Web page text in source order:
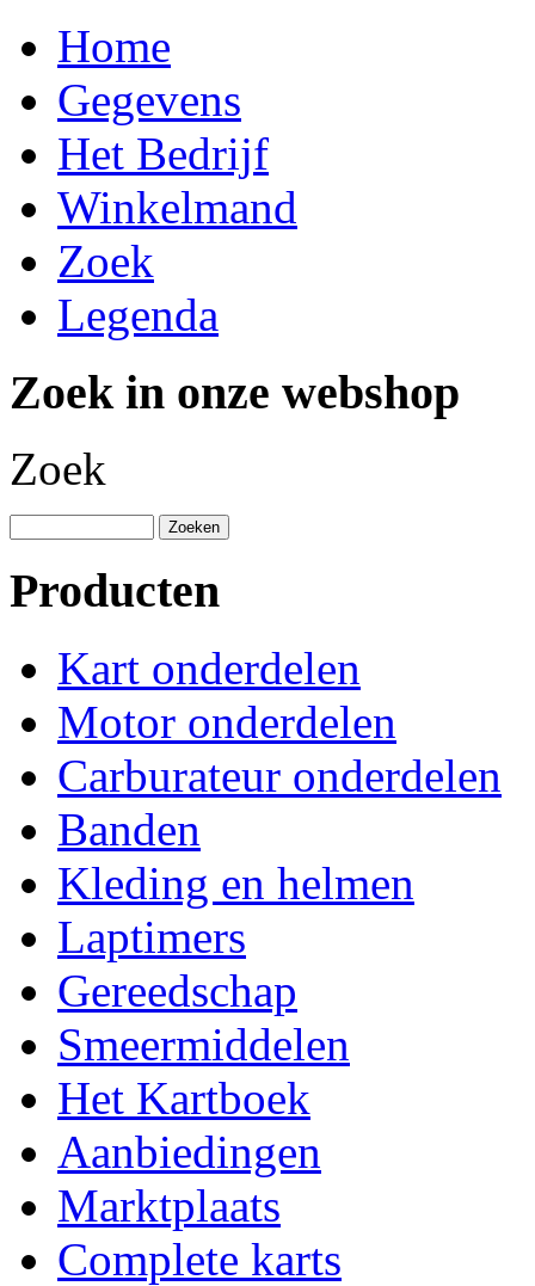
Home
Gegevens
Het Bedrijf
Winkelmand
Zoek
Legenda
Zoek in onze webshop
Zoek
Producten
Kart onderdelen
Motor onderdelen
Carburateur onderdelen
Banden
Kleding en helmen
Laptimers
Gereedschap
Smeermiddelen
Het Kartboek
Aanbiedingen
Marktplaats
Complete karts